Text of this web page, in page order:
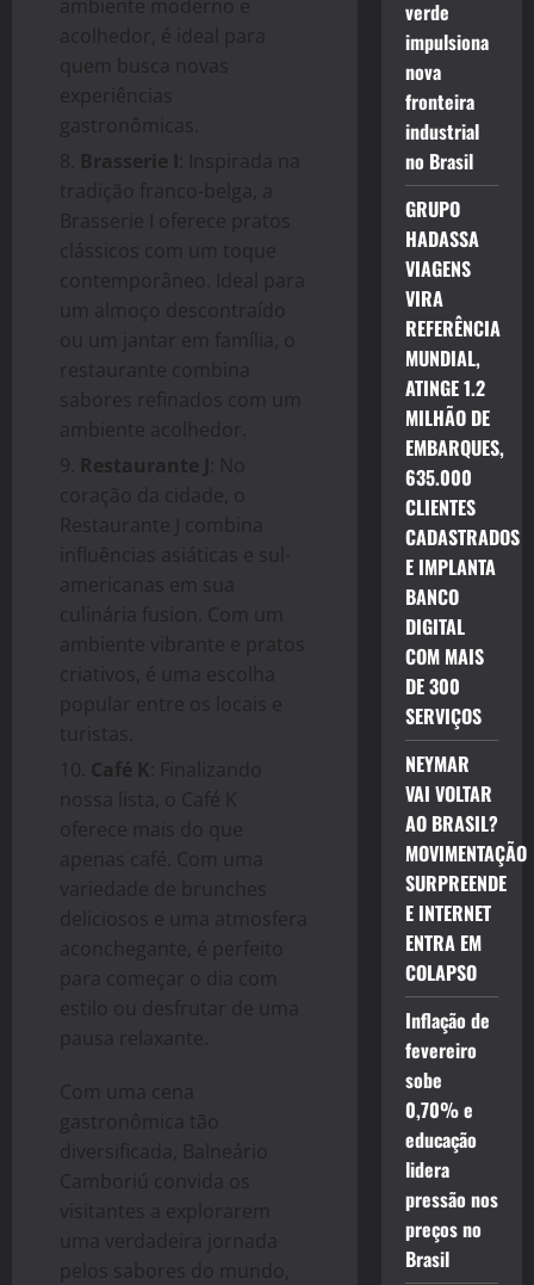
ambiente moderno e
acolhedor, é ideal para
quem busca novas
experiências
gastronômicas.
Brasserie I : Inspirada na
tradição franco-belga, a
Brasserie I oferece pratos
clássicos com um toque
contemporâneo. Ideal para
um almoço descontraído
ou um jantar em família, o
restaurante combina
sabores refinados com um
ambiente acolhedor.
Restaurante J : No
coração da cidade, o
Restaurante J combina
influências asiáticas e sul-
americanas em sua
culinária fusion. Com um
ambiente vibrante e pratos
criativos, é uma escolha
popular entre os locais e
turistas.
Café K : Finalizando
nossa lista, o Café K
oferece mais do que
apenas café. Com uma
variedade de brunches
deliciosos e uma atmosfera
aconchegante, é perfeito
para começar o dia com
estilo ou desfrutar de uma
pausa relaxante.
Com uma cena
gastronômica tão
diversificada, Balneário
Camboriú convida os
visitantes a explorarem
uma verdadeira jornada
pelos sabores do mundo,
verde
impulsiona
nova
fronteira
industrial
no Brasil
GRUPO
HADASSA
VIAGENS
VIRA
REFERÊNCIA
MUNDIAL,
ATINGE 1.2
MILHÃO DE
EMBARQUES,
635.000
CLIENTES
CADASTRADOS
E IMPLANTA
BANCO
DIGITAL
COM MAIS
DE 300
SERVIÇOS
NEYMAR
VAI VOLTAR
AO BRASIL?
MOVIMENTAÇÃO
SURPREENDE
E INTERNET
ENTRA EM
COLAPSO
Inflação de
fevereiro
sobe
0,70% e
educação
lidera
pressão nos
preços no
Brasil